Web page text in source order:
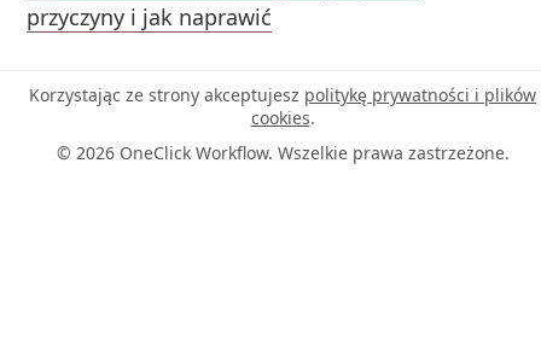
przyczyny i jak naprawić
Korzystając ze strony akceptujesz politykę prywatności i plików
cookies.
© 2026 OneClick Workflow. Wszelkie prawa zastrzeżone.